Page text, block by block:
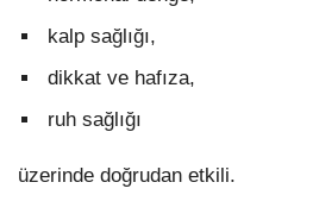
kalp sağlığı,
dikkat ve hafıza,
ruh sağlığı
üzerinde doğrudan etkili.